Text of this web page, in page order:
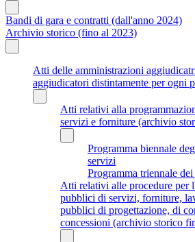
Bandi di gara e contratti (dall'anno 2024)
Archivio storico (fino al 2023)
Atti delle amministrazioni
aggiudicatori distintamente per ogni
Atti relativi alla
servizi e forniture (archivio
Programma biennale
servizi
Programma triennale
Atti relativi alle procedure per
pubblici di servizi, forniture,
pubblici di progettazione, di
concessioni (archivio storico